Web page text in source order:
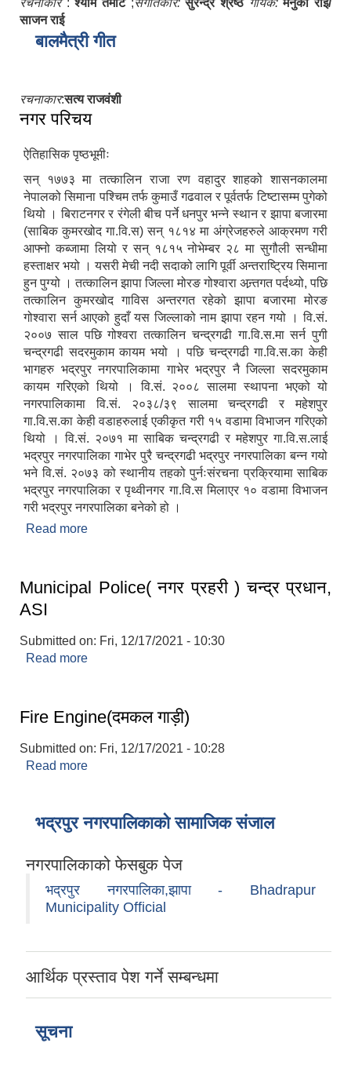
रचनाकार :श्याम तमोट ;संगीतकार: सुरेन्द्र श्रेष्ठ गायक: मेनुका राई/
साजन राई
बालमैत्री गीत
रचनाकार:सत्य राजवंशी
नगर परिचय
ऐतिहासिक पृष्ठभूमीः
सन् १७७३ मा तत्कालिन राजा रण वहादुर शाहको शासनकालमा
नेपालको सिमाना पश्चिम तर्फ कुमाउँ गढवाल र पूर्वतर्फ टिष्टासम्म पुगेको
थियो । बिराटनगर र रंगेली बीच पर्ने धनपुर भन्ने स्थान र झापा बजारमा
(साबिक कुमरखोद गा.वि.स) सन् १८१४ मा अंग्रेजहरुले आक्रमण गरी
आफ्नो कब्जामा लियो र सन् १८१५ नोभेम्बर २८ मा सुगौली सन्धीमा
हस्ताक्षर भयो । यसरी मेची नदी सदाको लागि पूर्वी अन्तराष्ट्रिय सिमाना
हुन पुग्यो । तत्कालिन झापा जिल्ला मोरङ गोश्वारा अन्र्तगत पर्दथ्यो, पछि
तत्कालिन कुमरखोद गाविस अन्तरगत रहेको झापा बजारमा मोरङ
गोश्वारा सर्न आएको हुदाँ यस जिल्लाको नाम झापा रहन गयो । वि.सं.
२००७ साल पछि गोश्वरा तत्कालिन चन्द्रगढी गा.वि.स.मा सर्न पुगी
चन्द्रगढी सदरमुकाम कायम भयो । पछि चन्द्रगढी गा.वि.स.का केही
भागहरु भद्रपुर नगरपालिकामा गाभेर भद्रपुर नै जिल्ला सदरमुकाम
कायम गरिएको थियो । वि.सं. २००८ सालमा स्थापना भएको यो
नगरपालिकामा वि.सं. २०३८/३९ सालमा चन्द्रगढी र महेशपुर
गा.वि.स.का केही वडाहरुलाई एकीकृत गरी १५ वडामा विभाजन गरिएको
थियो । वि.सं. २०७१ मा साबिक चन्द्रगढी र महेशपुर गा.वि.स.लाई
भद्रपुर नगरपालिका गाभेर पुरै चन्द्रगढी भद्रपुर नगरपालिका बन्न गयो
भने वि.सं. २०७३ को स्थानीय तहको पुर्नःसंरचना प्रक्रियामा साबिक
भद्रपुर नगरपालिका र पृथ्वीनगर गा.वि.स मिलाएर १० वडामा विभाजन
गरी भद्रपुर नगरपालिका बनेको हो ।
Read more
Municipal Police( नगर प्रहरी ) चन्द्र प्रधान,
ASI
Submitted on: Fri, 12/17/2021 - 10:30
Read more
Fire Engine(दमकल गाड़ी)
Submitted on: Fri, 12/17/2021 - 10:28
Read more
भद्रपुर नगरपालिकाको सामाजिक संजाल
नगरपालिकाको फेसबुक पेज
भद्रपुर नगरपालिका,झापा - Bhadrapur
Municipality Official
आर्थिक प्रस्ताव पेश गर्ने सम्बन्धमा
सूचना